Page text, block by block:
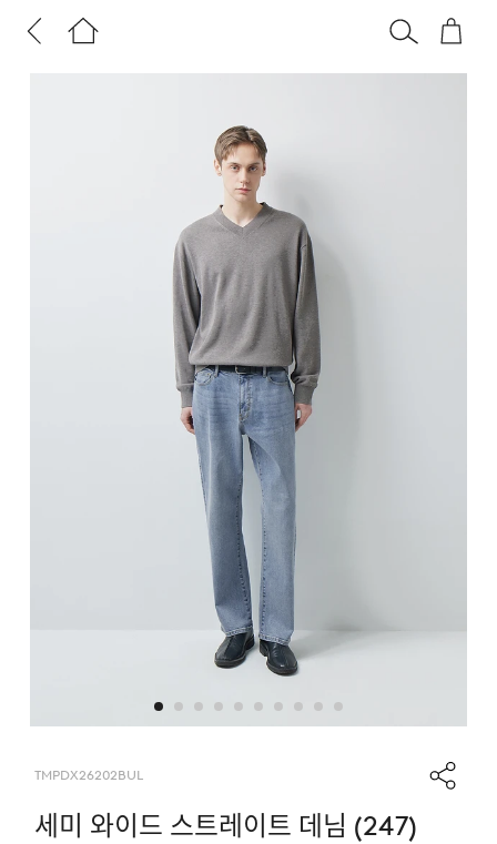
TMPDX26202BUL
세미 와이드 스트레이트 데님 (247)